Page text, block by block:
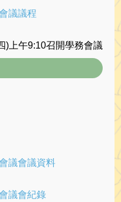
議議程
)上午9:10召開學務會議
議會議資料
議會紀錄